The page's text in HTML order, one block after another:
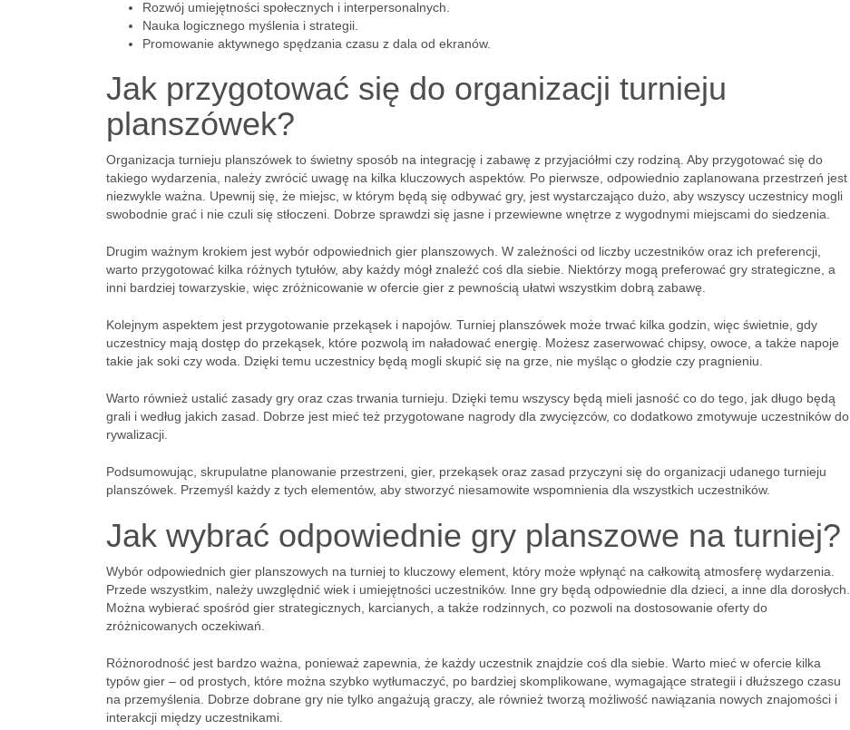
Rozwój umiejętności społecznych i interpersonalnych.
Nauka logicznego myślenia i strategii.
Promowanie aktywnego spędzania czasu z dala od ekranów.
Jak przygotować się do organizacji turnieju
planszówek?
Organizacja turnieju planszówek to świetny sposób na integrację i zabawę z przyjaciółmi czy rodziną. Aby przygotować się do
takiego wydarzenia, należy zwrócić uwagę na kilka kluczowych aspektów. Po pierwsze, odpowiednio zaplanowana przestrzeń jest
niezwykle ważna. Upewnij się, że miejsc, w którym będą się odbywać gry, jest wystarczająco dużo, aby wszyscy uczestnicy mogli
swobodnie grać i nie czuli się stłoczeni. Dobrze sprawdzi się jasne i przewiewne wnętrze z wygodnymi miejscami do siedzenia.
Drugim ważnym krokiem jest wybór odpowiednich gier planszowych. W zależności od liczby uczestników oraz ich preferencji,
warto przygotować kilka różnych tytułów, aby każdy mógł znaleźć coś dla siebie. Niektórzy mogą preferować gry strategiczne, a
inni bardziej towarzyskie, więc zróżnicowanie w ofercie gier z pewnością ułatwi wszystkim dobrą zabawę.
Kolejnym aspektem jest przygotowanie przekąsek i napojów. Turniej planszówek może trwać kilka godzin, więc świetnie, gdy
uczestnicy mają dostęp do przekąsek, które pozwolą im naładować energię. Możesz zaserwować chipsy, owoce, a także napoje
takie jak soki czy woda. Dzięki temu uczestnicy będą mogli skupić się na grze, nie myśląc o głodzie czy pragnieniu.
Warto również ustalić zasady gry oraz czas trwania turnieju. Dzięki temu wszyscy będą mieli jasność co do tego, jak długo będą
grali i według jakich zasad. Dobrze jest mieć też przygotowane nagrody dla zwycięzców, co dodatkowo zmotywuje uczestników do
rywalizacji.
Podsumowując, skrupulatne planowanie przestrzeni, gier, przekąsek oraz zasad przyczyni się do organizacji udanego turnieju
planszówek. Przemyśl każdy z tych elementów, aby stworzyć niesamowite wspomnienia dla wszystkich uczestników.
Jak wybrać odpowiednie gry planszowe na turniej?
Wybór odpowiednich gier planszowych na turniej to kluczowy element, który może wpłynąć na całkowitą atmosferę wydarzenia.
Przede wszystkim, należy uwzględnić wiek i umiejętności uczestników. Inne gry będą odpowiednie dla dzieci, a inne dla dorosłych.
Można wybierać spośród gier strategicznych, karcianych, a także rodzinnych, co pozwoli na dostosowanie oferty do
zróżnicowanych oczekiwań.
Różnorodność jest bardzo ważna, ponieważ zapewnia, że każdy uczestnik znajdzie coś dla siebie. Warto mieć w ofercie kilka
typów gier – od prostych, które można szybko wytłumaczyć, po bardziej skomplikowane, wymagające strategii i dłuższego czasu
na przemyślenia. Dobrze dobrane gry nie tylko angażują graczy, ale również tworzą możliwość nawiązania nowych znajomości i
interakcji między uczestnikami.